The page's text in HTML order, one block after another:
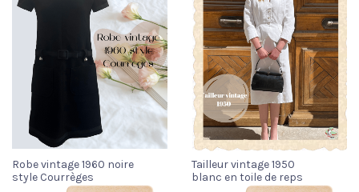
Robe vintage 1960 noire
style Courrèges
Tailleur vintage 1950
blanc en toile de reps